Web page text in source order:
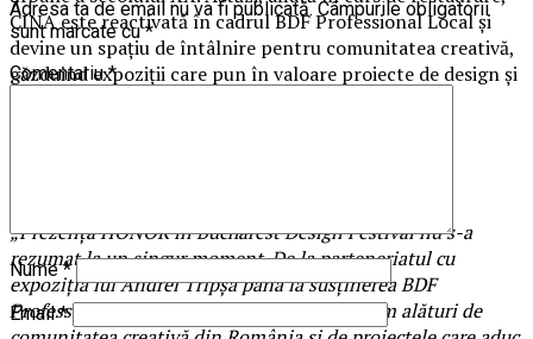
CINA este reactivată în cadrul BDF Professional Local și
devine un spațiu de întâlnire pentru comunitatea creativă,
găzduind expoziții care pun în valoare proiecte de design și
„Prezența HONOR în Bucharest Design Festival nu s-a
rezumat la un singur moment. De la parteneriatul cu
expoziția lui Andrei Tripșa până la susținerea BDF
Professional Local Design, ne-am dorit să fim alături de
Adresa ta de email nu va fi publicată. Câmpurile obligatorii
sunt marcate cu*
Comentariu*
Nume*
Email*